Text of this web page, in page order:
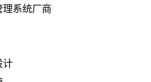
系统厂商
计